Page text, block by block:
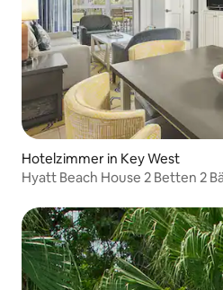
Hotelzimmer in Key West
Hyatt Beach House 2 Betten 2